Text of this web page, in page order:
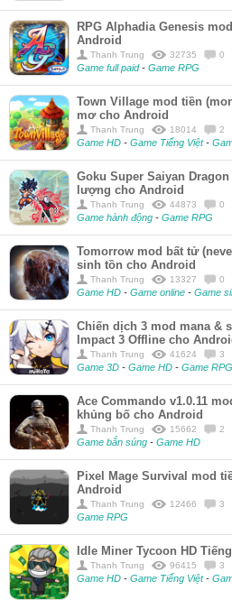
RPG Alphadia Genesis
Android
Thanh Trung 32735 0
Game full paid- Game RPG
Town Village mod tiền
mơ cho Android
Thanh Trung 18014 2
Game HD - Game Tiếng Việt-
Goku Super Saiyan
lượng cho Android
Thanh Trung 44873 0
Game hành động - Game RPG
Tomorrow mod bất tử
sinh tồn cho Android
Thanh Trung 13327 0
Game HD - Game online - Game
Chiến dịch 3 mod mana &
Impact 3 Offline cho
Thanh Trung 41624 3
Game 3D - Game HD - Game RPG
Ace Commando v1.0.11
khủng bố cho Android
Thanh Trung 15662 2
Game bắn súng - Game HD
Pixel Mage Survival mod
Android
Thanh Trung 12466 3
Game RPG
Idle Miner Tycoon HD
Thanh Trung 96415 3
Game HD - Game Tiếng Việt-